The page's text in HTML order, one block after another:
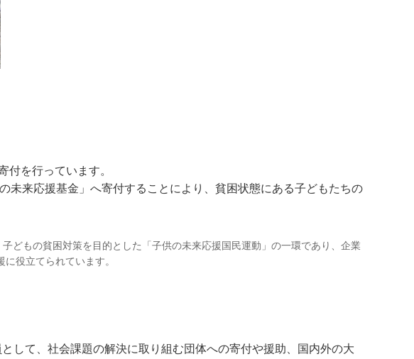
付を行っています。
未来応援基金」へ寄付することにより、貧困状態にある子どもたちの
どもの貧困対策を目的とした「子供の未来応援国民運動」の一環であり、企業
役立てられています。
して、社会課題の解決に取り組む団体への寄付や援助、国内外の大